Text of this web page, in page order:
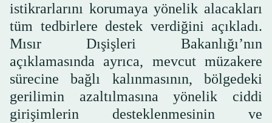
istikrarlarını korumaya yönelik alacakları
tüm tedbirlere destek verdiğini açıkladı.
Mısır Dışişleri Bakanlığı’nın
açıklamasında ayrıca, mevcut müzakere
sürecine bağlı kalınmasının, bölgedeki
gerilimin azaltılmasına yönelik ciddi
girişimlerin desteklenmesinin ve